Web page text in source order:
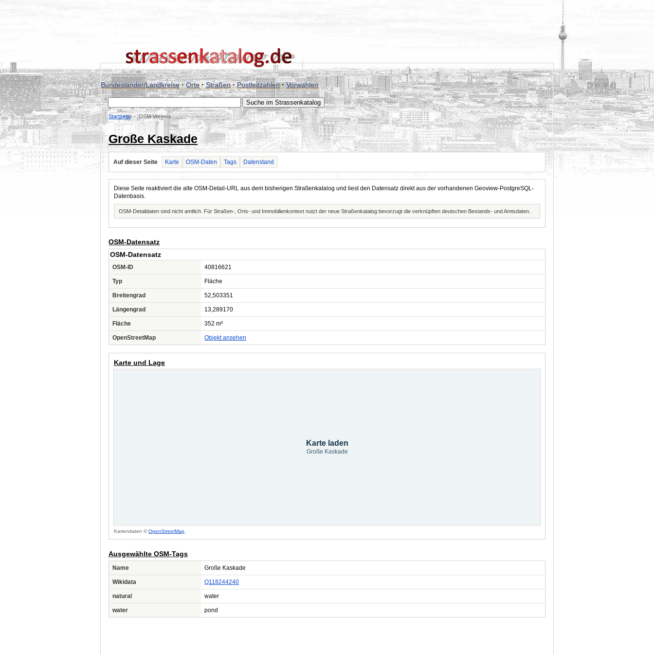
Bundesländer/Landkreise·Orte·Straßen·Postleitzahlen·Vorwahlen
Startseite OSM-Verweis
Große Kaskade
Auf dieser Seite Karte OSM-Daten Tags Datenstand
Diese Seite reaktiviert die alte OSM-Detail-URL aus dem bisherigen Straßenkatalog und liest den Datensatz direkt aus der vorhandenen Geoview-PostgreSQL-
Datenbasis.
OSM-Detaildaten sind nicht amtlich. Für Straßen-, Orts- und Immobilienkontext nutzt der neue Straßenkatalog bevorzugt die verknüpften deutschen Bestands- und Amtsdaten.
OSM-Datensatz
OSM-Datensatz
OSM-ID 40816621
Typ Fläche
Breitengrad 52,503351
Längengrad 13,289170
Fläche 352 m²
OpenStreetMap Objekt ansehen
Karte und Lage
Karte laden
Große Kaskade
Kartendaten ©OpenStreetMap
Ausgewählte OSM-Tags
Name Große Kaskade
Wikidata Q118244240
natural water
water pond